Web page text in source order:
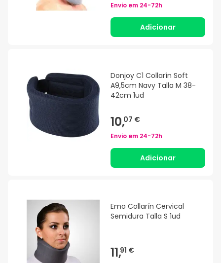
Envio em 24-72h
Adicionar
Donjoy C1 Collarín Soft
A9,5cm Navy Talla M 38-
42cm 1ud
10,07 €
Envio em 24-72h
Adicionar
Emo Collarín Cervical
Semidura Talla S 1ud
11,91 €